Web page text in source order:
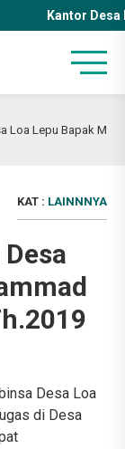
Kantor Desa
Loa Lepu Bapak
KAT : LAINNNYA
Desa Loa
di Desa